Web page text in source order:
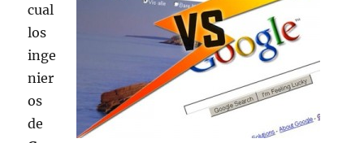
cual
los
inge
nier
os
de